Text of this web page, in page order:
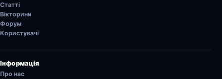
Статті
Вікторини
Форум
Користувачі
Інформація
Про нас